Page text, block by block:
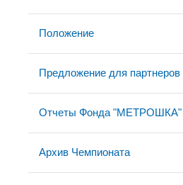
Положение
Предложение для партнеров
Отчеты Фонда "МЕТРОШКА"
Архив Чемпионата